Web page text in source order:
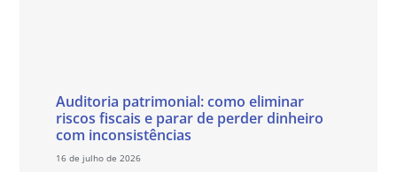
Auditoria patrimonial: como eliminar
riscos fiscais e parar de perder dinheiro
com inconsistências
16 de julho de 2026